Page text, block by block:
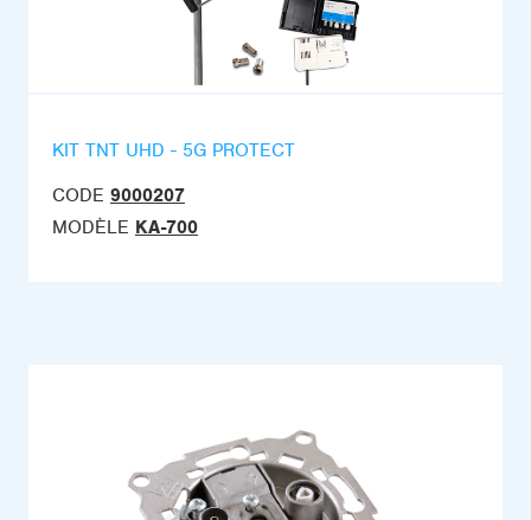
KIT TNT UHD - 5G PROTECT
CODE 9000207
MODÈLE KA-700